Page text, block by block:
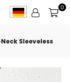
0
Sleeveless